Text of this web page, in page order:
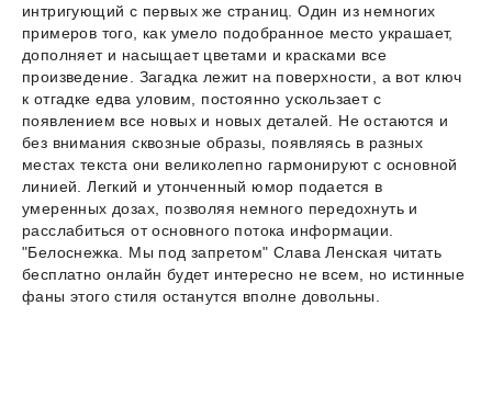
интригующий с первых же страниц. Один из немногих
примеров того, как умело подобранное место украшает,
дополняет и насыщает цветами и красками все
произведение. Загадка лежит на поверхности, а вот ключ
к отгадке едва уловим, постоянно ускользает с
появлением все новых и новых деталей. Не остаются и
без внимания сквозные образы, появляясь в разных
местах текста они великолепно гармонируют с основной
линией. Легкий и утонченный юмор подается в
умеренных дозах, позволяя немного передохнуть и
расслабиться от основного потока информации.
"Белоснежка. Мы под запретом" Слава Ленская читать
бесплатно онлайн будет интересно не всем, но истинные
фаны этого стиля останутся вполне довольны.